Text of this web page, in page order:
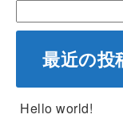
最近の投
Hello world!